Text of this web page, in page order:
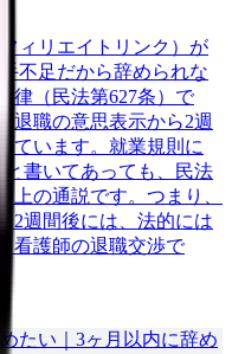
ィリエイトリンク）が
不足だから辞められな
律（民法第627条）で
退職の意思表示から2週
ています。就業規則に
と書いてあっても、民法
上の通説です。つまり、
2週間後には、法的には
看護師の退職交渉で